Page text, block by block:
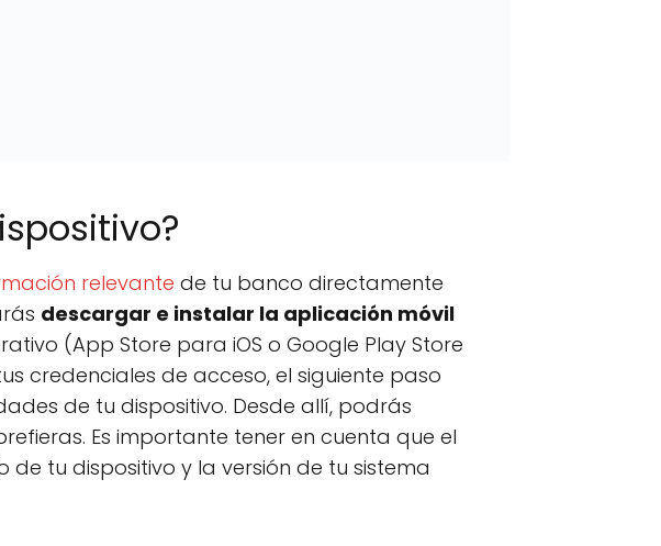
relevante de tu banco directamente
descargar e instalar la aplicación móvil
(App Store para iOS o Google Play Store
credenciales de acceso, el siguiente paso
de tu dispositivo. Desde allí, podrás
Es importante tener en cuenta que el
tu dispositivo y la versión de tu sistema